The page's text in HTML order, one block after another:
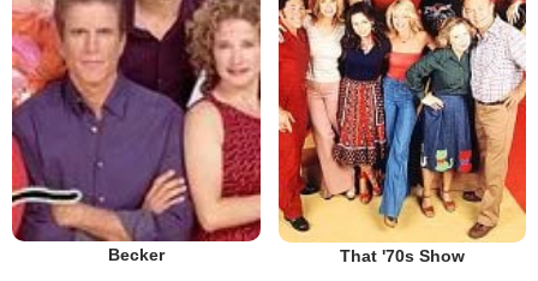
Becker That '70s Show